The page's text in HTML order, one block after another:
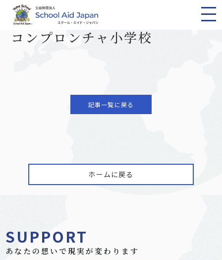
TOP ニュース一覧
2021.08.18
コンプロンチャ小学校
記事一覧に戻る
ホームに戻る
SUPPORT
あなたの想いで現実が変わります